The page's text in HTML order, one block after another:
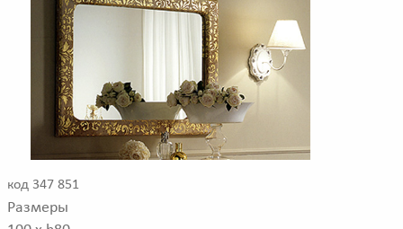
код 347 851
Размеры